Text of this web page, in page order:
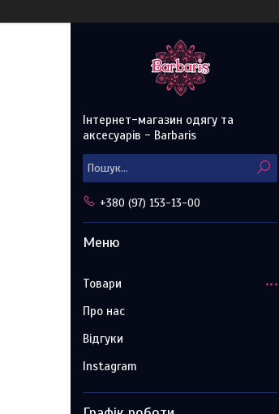
Інтернет-магазин одягу та
аксесуарів - Barbaris
+380 (97) 153-13-00
Товари
Про нас
Відгуки
Instagram